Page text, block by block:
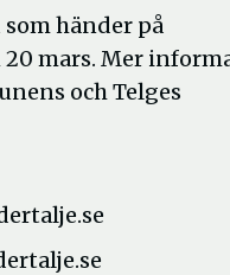
händer på
mars. Mer
och Telges